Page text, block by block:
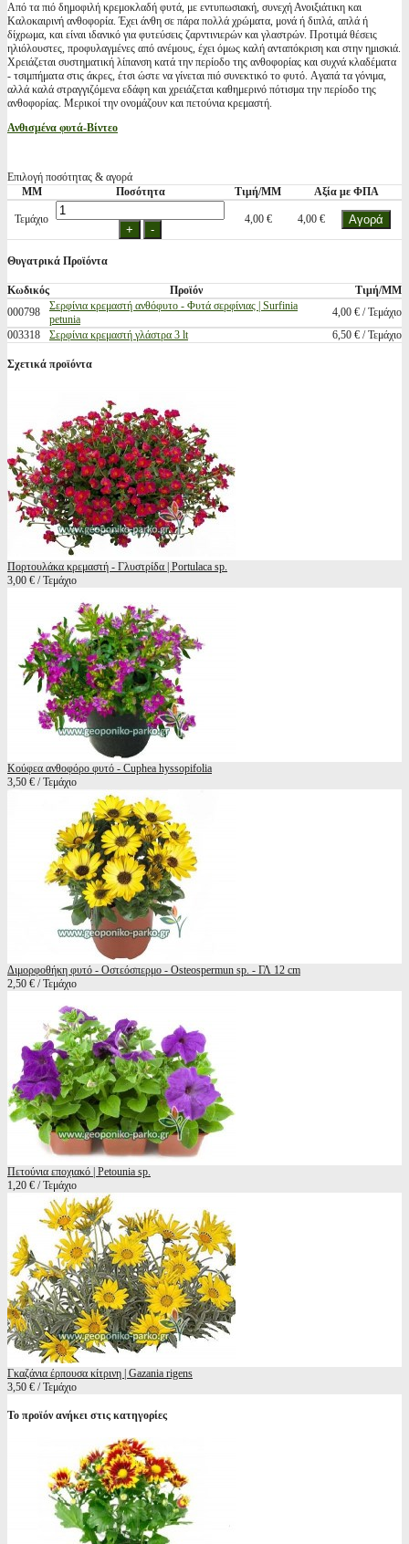
Από τα πιό δημοφιλή κρεμοκλαδή φυτά, με εντυπωσιακή, συνεχή Ανοιξιάτικη και
Καλοκαιρινή ανθοφορία. Έχει άνθη σε πάρα πολλά χρώματα, μονά ή διπλά, απλά ή
δίχρωμα, και είναι ιδανικό για φυτεύσεις ζαρντινιερών και γλαστρών. Προτιμά θέσεις
ηλιόλουστες, προφυλαγμένες από ανέμους, έχει όμως καλή ανταπόκριση και στην ημισκιά.
Χρειάζεται συστηματική λίπανση κατά την περίοδο της ανθοφορίας και συχνά κλαδέματα
- τσιμπήματα στις άκρες, έτσι ώστε να γίνεται πιό συνεκτικό το φυτό. Aγαπά τα γόνιμα,
αλλά καλά στραγγιζόμενα εδάφη και χρειάζεται καθημερινό πότισμα την περίοδο της
ανθοφορίας. Μερικοί την ονομάζουν και πετούνια κρεμαστή.
Ανθισμένα φυτά-Βίντεο
Επιλογή ποσότητας & αγορά
ΜΜ
Ποσότητα Τιμή/ΜΜ Αξία με ΦΠΑ
Τεμάχιο 4,00 € 4,00 €
Θυγατρικά Προϊόντα
Κωδικός Προϊόν
Τιμή/ΜΜ
000798
Σερφίνια κρεμαστή ανθόφυτο - Φυτά σερφίνιας | Surfinia
petunia
4,00 € / Τεμάχιο
003318
Σερφίνια κρεμαστή γλάστρα 3 lt 6,50 € / Τεμάχιο
Σχετικά προϊόντα
Πορτουλάκα κρεμαστή - Γλυστρίδα | Portulaca sp.
3,00 € / Τεμάχιο
Κούφεα ανθοφόρο φυτό - Cuphea hyssopifolia
3,50 € / Τεμάχιο
Διμορφοθήκη φυτό - Οστεόσπερμο - Osteospermun sp. - ΓΛ 12 cm
2,50 € / Τεμάχιο
Πετούνια εποχιακό | Petounia sp.
1,20 € / Τεμάχιο
Γκαζάνια έρπουσα κίτρινη | Gazania rigens
3,50 € / Τεμάχιο
Το προϊόν ανήκει στις κατηγορίες